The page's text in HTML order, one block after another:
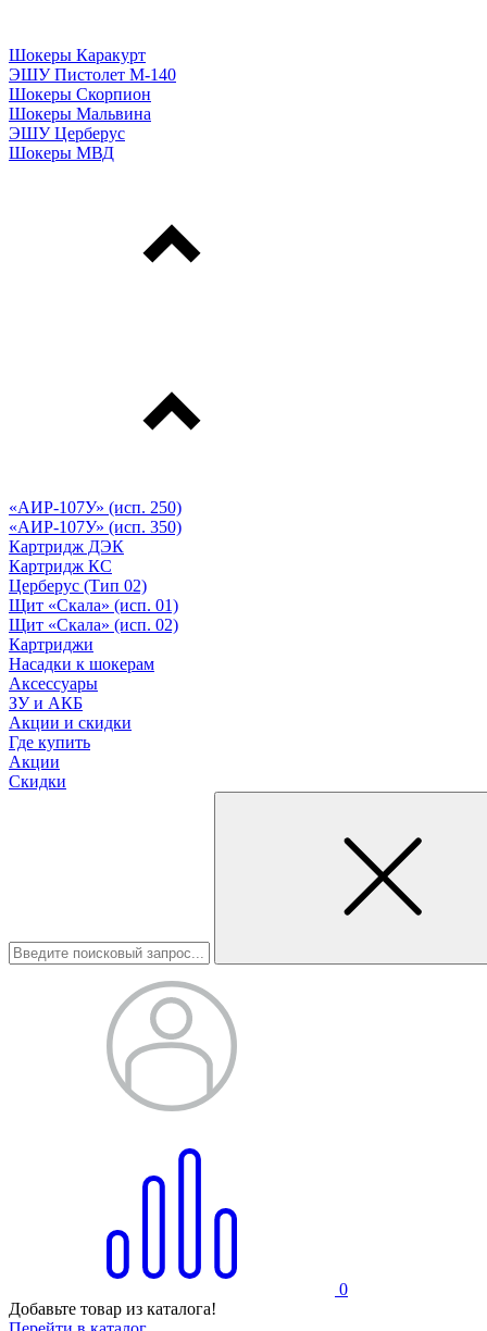
Шокеры Каракурт
ЭШУ Пистолет М-140
Шокеры Скорпион
Шокеры Мальвина
ЭШУ Церберус
Шокеры МВД
«АИР-107У» (исп. 250)
«АИР-107У» (исп. 350)
Картридж ДЭК
Картридж КС
Церберус (Тип 02)
Щит «Скала» (исп. 01)
Щит «Скала» (исп. 02)
Картриджи
Насадки к шокерам
Аксессуары
ЗУ и АКБ
Акции и скидки
Где купить
Акции
Скидки
0
Добавьте товар из каталога!